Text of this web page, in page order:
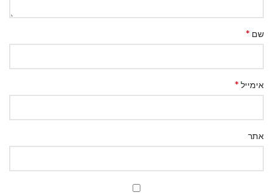
שם *
אימייל *
אתר